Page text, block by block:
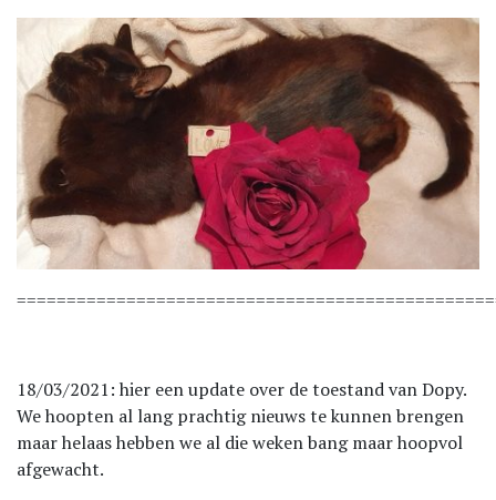
18/03/2021: hier een update over de toestand van Dopy.
We hoopten al lang prachtig nieuws te kunnen brengen
maar helaas hebben we al die weken bang maar hoopvol
afgewacht.